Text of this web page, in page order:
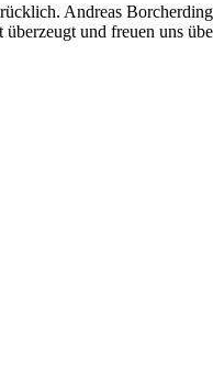
Andreas
und freuen uns